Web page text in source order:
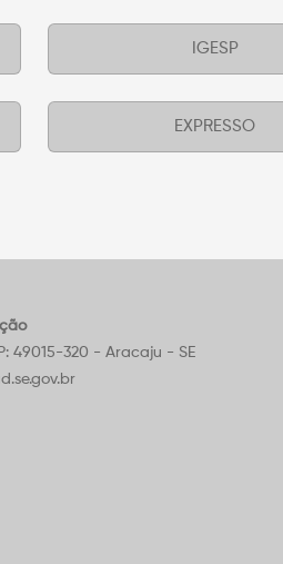
IGESP
EXPRESSO
49015-320 - Aracaju - SE